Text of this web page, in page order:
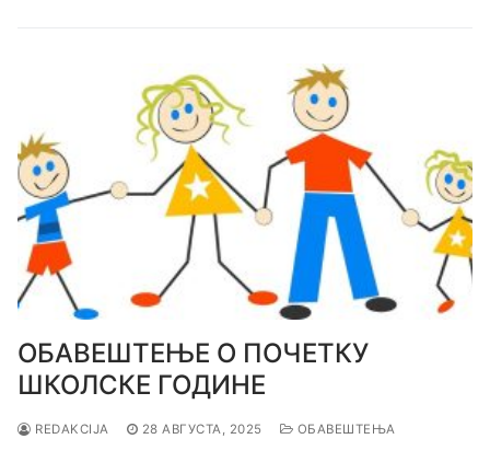
OБАВЕШТЕЊЕ О ПОЧЕТКУ
ШКОЛСКЕ ГОДИНЕ
REDAKCIJA 28 АВГУСТА, 2025 ОБАВЕШТЕЊА